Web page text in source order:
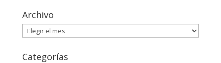
Archivo
Archivo
Categorías